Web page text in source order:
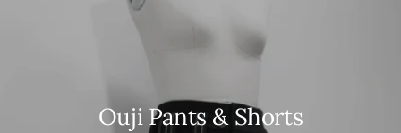
Ouji Pants & Shorts